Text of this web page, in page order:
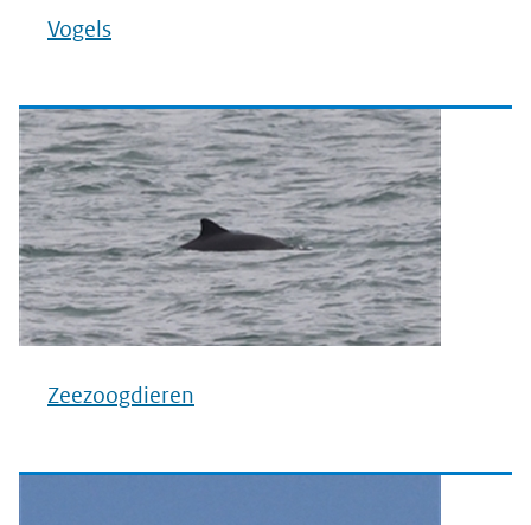
Vogels
Zeezoogdieren